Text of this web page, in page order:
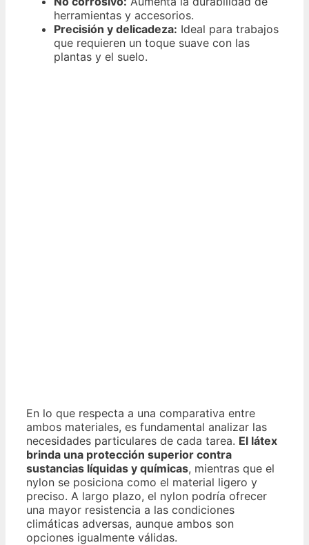
herramientas y accesorios.
Precisión y delicadeza: Ideal para trabajos
que requieren un toque suave con las
plantas y el suelo.
En lo que respecta a una comparativa entre
ambos materiales, es fundamental analizar las
necesidades particulares de cada tarea. El látex
brinda una protección superior contra
sustancias líquidas y químicas, mientras que el
nylon se posiciona como el material ligero y
preciso. A largo plazo, el nylon podría ofrecer
una mayor resistencia a las condiciones
climáticas adversas, aunque ambos son
opciones igualmente válidas.